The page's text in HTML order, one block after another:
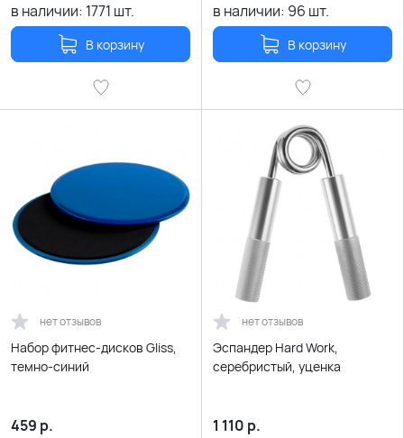
в наличии: 1771 шт.
В корзину
в наличии: 96 шт.
В корзину
нет отзывов
Набор фитнес-дисков Gliss,
темно-синий
459 р.
нет отзывов
Эспандер Hard Work,
серебристый, уценка
1 110 р.